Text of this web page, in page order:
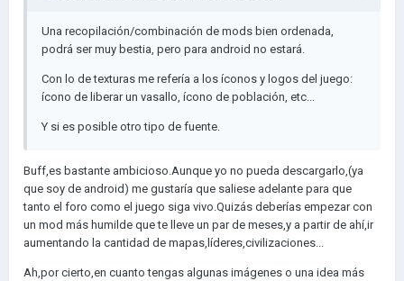
Disculpame capo, es una propuesta, si te gusta bienvenido
antes y wuala. También ni es un mod supremo, ultra
gigantesco y demas boludeces, es simplemente una
- Me despido y me falló la descarga del addon+ en esta pc
xddddd
salu2
Una recopilación/combinación de mods bien ordenada,
podrá ser muy bestia, pero para android no estará.
Con lo de texturas me refería a los íconos y logos del juego:
ícono de liberar un vasallo, ícono de población, etc...
Y si es posible otro tipo de fuente.
Buff,es bastante ambicioso.Aunque yo no pueda descargarlo,(ya
que soy de android) me gustaría que saliese adelante para que
tanto el foro como el juego siga vivo.Quizás deberías empezar con
un mod más humilde que te lleve un par de meses,y a partir de ahí,ir
aumentando la cantidad de mapas,líderes,civilizaciones...
Ah,por cierto,en cuanto tengas algunas imágenes o una idea más